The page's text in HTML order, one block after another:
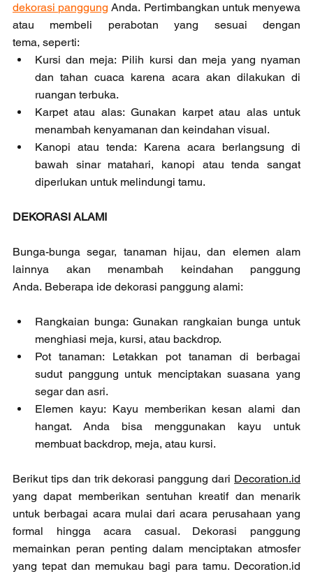
dekorasi panggung Anda. Pertimbangkan untuk menyewa
atau membeli perabotan yang sesuai dengan
tema, seperti:
Kursi dan meja: Pilih kursi dan meja yang nyaman
dan tahan cuaca karena acara akan dilakukan di
ruangan terbuka.
Karpet atau alas: Gunakan karpet atau alas untuk
menambah kenyamanan dan keindahan visual.
Kanopi atau tenda: Karena acara berlangsung di
bawah sinar matahari, kanopi atau tenda sangat
diperlukan untuk melindungi tamu.
DEKORASI ALAMI
Bunga-bunga segar, tanaman hijau, dan elemen alam
lainnya akan menambah keindahan panggung
Anda. Beberapa ide dekorasi panggung alami:
Rangkaian bunga: Gunakan rangkaian bunga untuk
menghiasi meja, kursi, atau backdrop.
Pot tanaman: Letakkan pot tanaman di berbagai
sudut panggung untuk menciptakan suasana yang
segar dan asri.
Elemen kayu: Kayu memberikan kesan alami dan
hangat. Anda bisa menggunakan kayu untuk
membuat backdrop, meja, atau kursi.
Berikut tips dan trik dekorasi panggung dari Decoration.id
yang dapat memberikan sentuhan kreatif dan menarik
untuk berbagai acara mulai dari acara perusahaan yang
formal hingga acara casual. Dekorasi panggung
memainkan peran penting dalam menciptakan atmosfer
yang tepat dan memukau bagi para tamu. Decoration.id